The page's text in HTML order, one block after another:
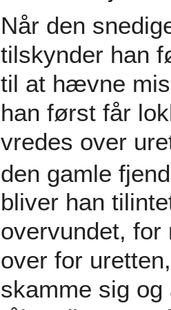
Når den
tilskynder han
til at hævne
han først får
vredes over
den gamle
bliver han
overvundet, for
over for
skamme sig